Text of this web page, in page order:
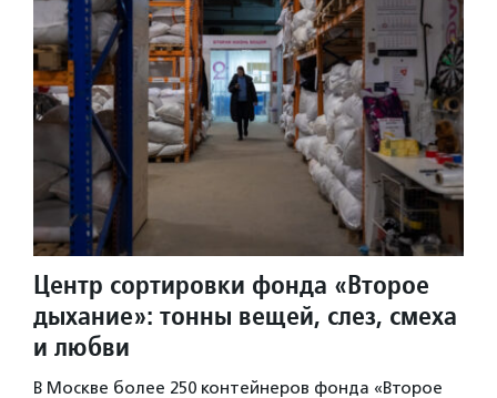
Центр сортировки фонда «Второе
дыхание»: тонны вещей, слез, смеха
и любви
В Москве более 250 контейнеров фонда «Второе